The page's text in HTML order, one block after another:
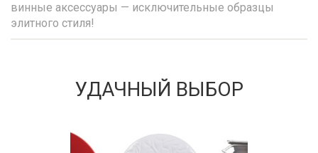
винные аксессуары — исключительные образцы
элитного стиля!
УДАЧНЫЙ ВЫБОР